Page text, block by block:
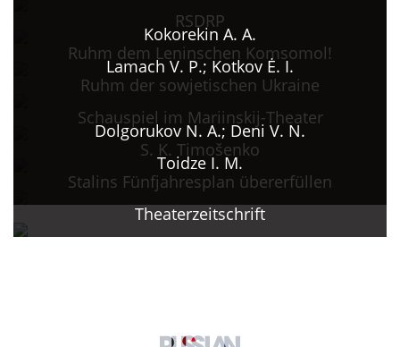
RSDRP
Kokorekin A. A.
Ruhm dem Leninschen Komsomol!
Lamach V. P.; Kotkov Ė. I.
Ruhm der sowjetischen Ukraine
Schauspiel im Mariinskij-Theater
Dolgorukov N. A.; Deni V. N.
S. K. Timošenko
Toidze I. M.
Stalins Fünfjahresplan übererfüllen
Theaterzeitschrift